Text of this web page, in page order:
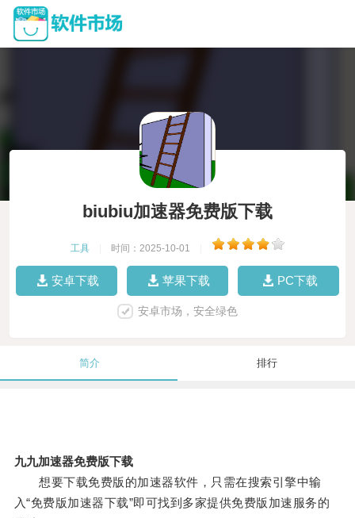
biubiu加速器免费版下载
工具 时间：2025-10-01
安卓下载 苹果下载 PC下载
安卓市场，安全绿色
简介 排行
九九加速器免费版下载
想要下载免费版的加速器软件，只需在搜索引擎中输
入“免费版加速器下载”即可找到多家提供免费版加速服务的